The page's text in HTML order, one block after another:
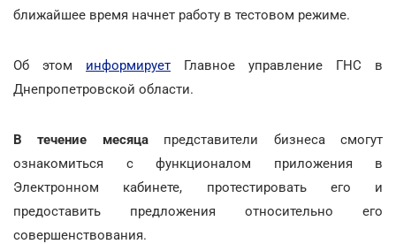
ближайшее время начнет работу в тестовом режиме.
Об этом информирует Главное управление ГНС в
Днепропетровской области.
В течение месяца представители бизнеса смогут
ознакомиться с функционалом приложения в
Электронном кабинете, протестировать его и
предоставить предложения относительно его
совершенствования.